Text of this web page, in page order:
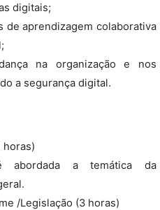
digitais;
de aprendizagem colaborativa
na organização e nos
a segurança digital.
horas)
abordada a temática da
/Legislação (3 horas)